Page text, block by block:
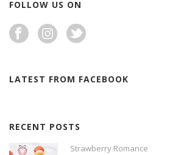
FOLLOW US ON
LATEST FROM FACEBOOK
RECENT POSTS
Strawberry Romance